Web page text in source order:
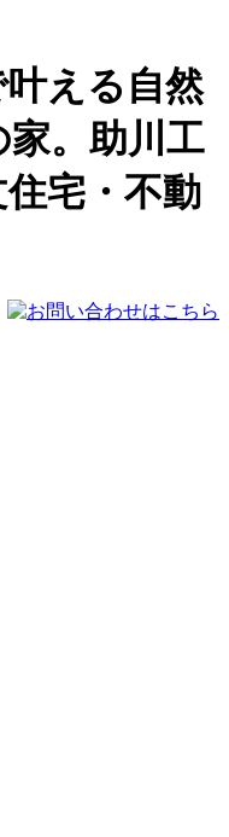
える自然
。助川工
宅・不動